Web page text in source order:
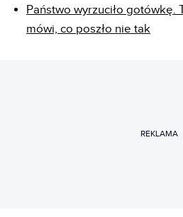
Państwo wyrzuciło gotówkę.
mówi, co poszło nie tak
REKLAMA